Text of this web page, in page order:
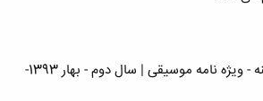
فصلنامه هنری نقشــــینه - ویژه نامه موسیقی | سال دوم - بهار 1393-